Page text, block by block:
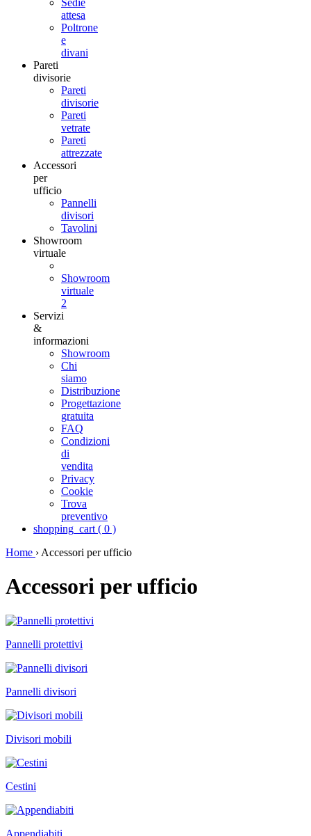
Sedie
attesa
Poltrone
e
divani
Pareti
divisorie
Pareti
divisorie
Pareti
vetrate
Pareti
attrezzate
Accessori
per
ufficio
Pannelli
divisori
Tavolini
Showroom
virtuale
Showroom
virtuale
2
Servizi
&
informazioni
Showroom
Chi
siamo
Distribuzione
Progettazione
gratuita
FAQ
Condizioni
di
vendita
Privacy
Cookie
Trova
preventivo
shopping_cart ( 0 )
Home › Accessori per ufficio
Accessori per ufficio
Pannelli protettivi
Pannelli divisori
Divisori mobili
Cestini
Appendiabiti